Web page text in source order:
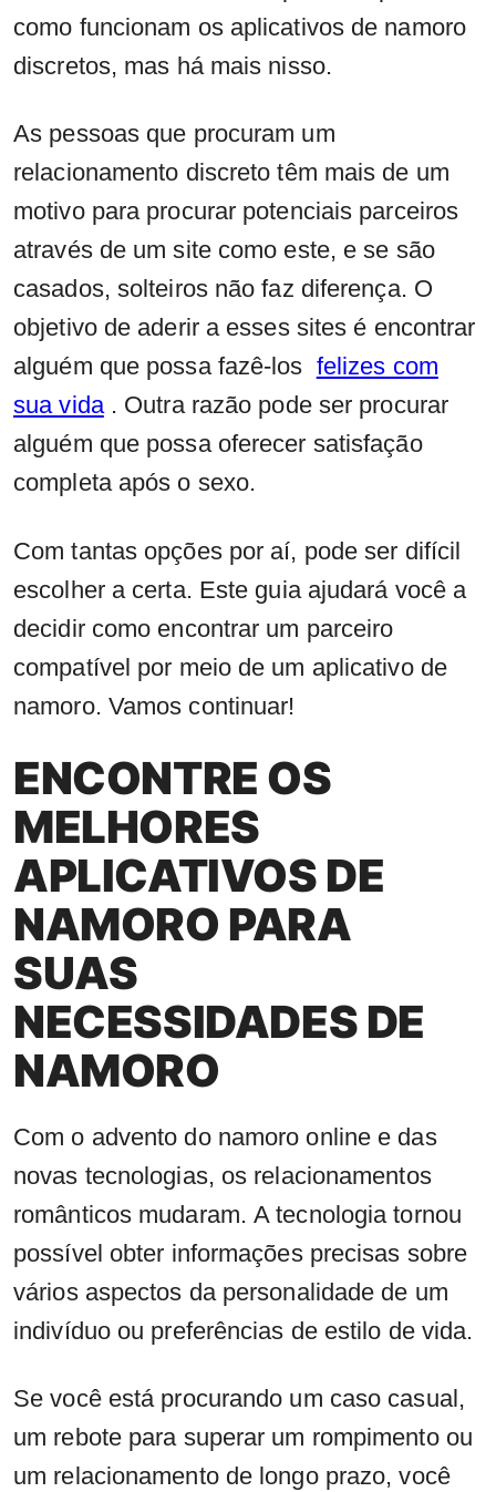
como funcionam os aplicativos de namoro
discretos, mas há mais nisso.
As pessoas que procuram um
relacionamento discreto têm mais de um
motivo para procurar potenciais parceiros
através de um site como este, e se são
casados, solteiros não faz diferença. O
objetivo de aderir a esses sites é encontrar
alguém que possa fazê-los felizes com
sua vida. Outra razão pode ser procurar
alguém que possa oferecer satisfação
completa após o sexo.
Com tantas opções por aí, pode ser difícil
escolher a certa. Este guia ajudará você a
decidir como encontrar um parceiro
compatível por meio de um aplicativo de
namoro. Vamos continuar!
ENCONTRE OS
MELHORES
APLICATIVOS DE
NAMORO PARA
SUAS
NECESSIDADES DE
NAMORO
Com o advento do namoro online e das
novas tecnologias, os relacionamentos
românticos mudaram. A tecnologia tornou
possível obter informações precisas sobre
vários aspectos da personalidade de um
indivíduo ou preferências de estilo de vida.
Se você está procurando um caso casual,
um rebote para superar um rompimento ou
um relacionamento de longo prazo, você